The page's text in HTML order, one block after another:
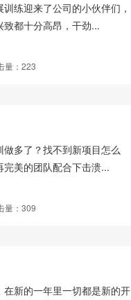
练迎来了公司的小伙伴们，
都十分高昂，干劲...
量：223
多了？找不到新项目怎么
美的团队配合下击溃...
量：309
新的一年里一切都是新的开